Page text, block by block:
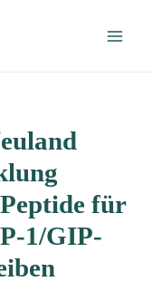
für
1/GIP-